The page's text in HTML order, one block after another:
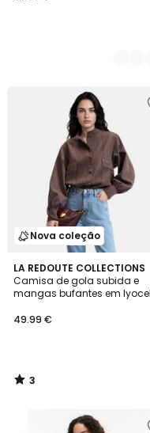
Nova coleção
LA REDOUTE COLLECTIONS
Camisa de gola subida e
mangas bufantes em
49.99 €
3
/
5
3
/